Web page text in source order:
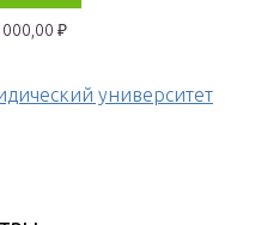
₽
университет